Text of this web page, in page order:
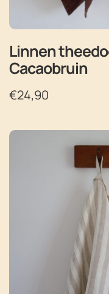
Linnen
Cacaobruin
€24,90